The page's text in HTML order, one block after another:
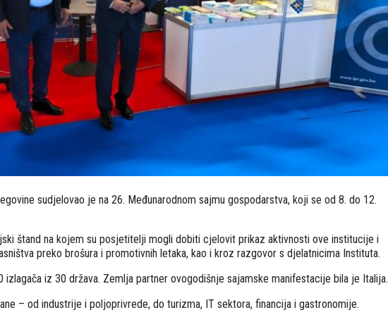
sudjelovao je na 26. Međunarodnom sajmu gospodarstva, koji se od 8. do 12.
štand na kojem su posjetitelji mogli dobiti cjelovit prikaz aktivnosti ove institucije i
preko brošura i promotivnih letaka, kao i kroz razgovor s djelatnicima Instituta.
iz 30 država. Zemlja partner ovogodišnje sajamske manifestacije bila je Italija.
– od industrije i poljoprivrede, do turizma, IT sektora, financija i gastronomije.